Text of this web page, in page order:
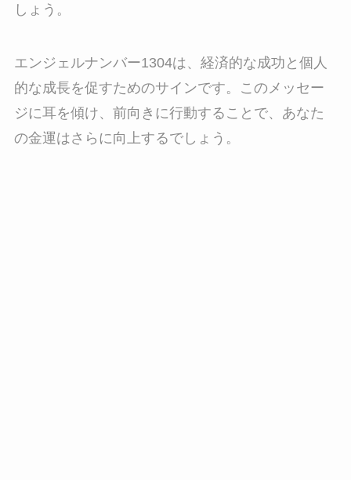
しょう。
エンジェルナンバー1304は、経済的な成功と個人
的な成長を促すためのサインです。このメッセー
ジに耳を傾け、前向きに行動することで、あなた
の金運はさらに向上するでしょう。